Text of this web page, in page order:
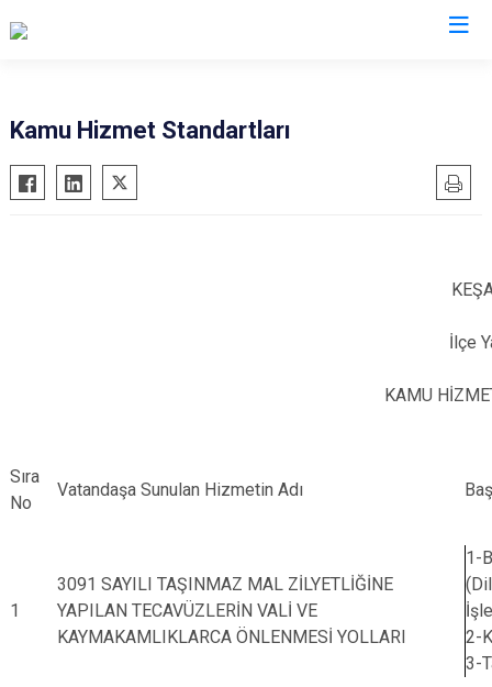
Enez
Havsa
Kamu Hizmet Standartları
İlçe
KAMU
Sıra
No
Vatandaşa Sunulan Hizmetin Adı
1
3091 SAYILI TAŞINMAZ MAL ZİLYETLİĞİNE
YAPILAN TECAVÜZLERİN VALİ VE
KAYMAKAMLIKLARCA ÖNLENMESİ YOLLARI
1-
2-
3-